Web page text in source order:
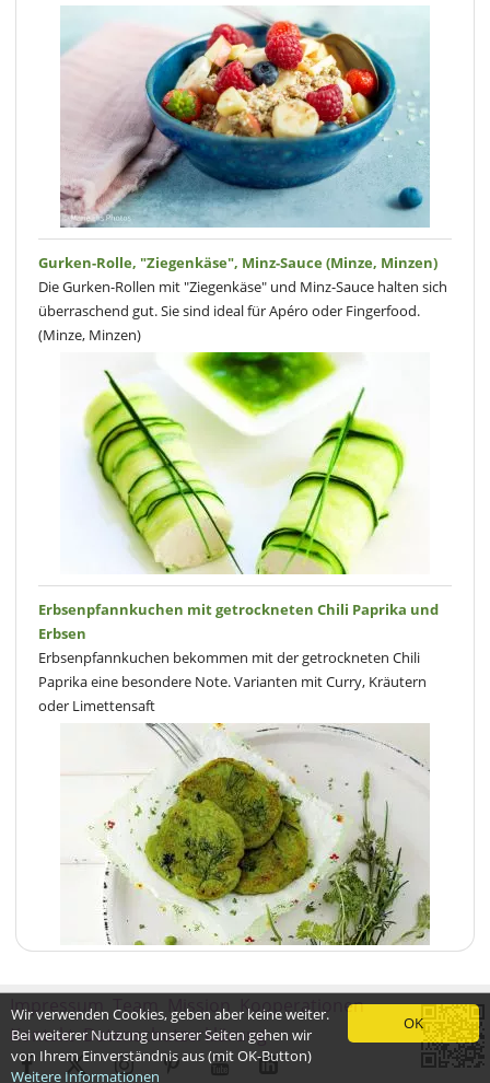
Gurken-Rolle, "Ziegenkäse", Minz-Sauce (Minze, Minzen)
Die Gurken-Rollen mit "Ziegenkäse" und Minz-Sauce halten sich
überraschend gut. Sie sind ideal für Apéro oder Fingerfood.
(Minze, Minzen)
Erbsenpfannkuchen mit getrockneten Chili Paprika und
Erbsen
Erbsenpfannkuchen bekommen mit der getrockneten Chili
Paprika eine besondere Note. Varianten mit Curry, Kräutern
oder Limettensaft
Impressum Team Mission
Kooperationen
KontaktDatenschutzerklärung
OK
Wir verwenden Cookies, geben aber keine weiter.
Bei weiterer Nutzung unserer Seiten gehen wir
von Ihrem Einverständnis aus (mit OK-Button)
Weitere Informationen